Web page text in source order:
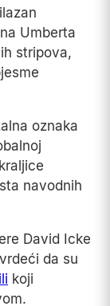
Umberta
stripova,
oznaka
navodnih
David Icke
da su
koji